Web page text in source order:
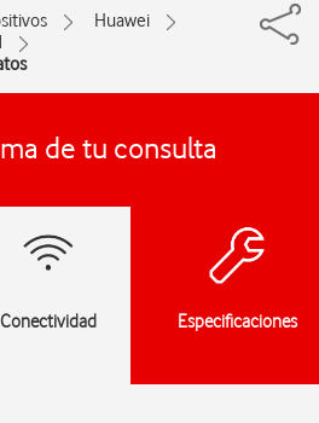
Huawei
de tu consulta
Conectividad Especificaciones